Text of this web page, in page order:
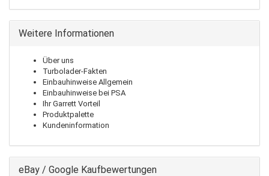
Weitere Informationen
Über uns
Turbolader-Fakten
Einbauhinweise Allgemein
Einbauhinweise bei PSA
Ihr Garrett Vorteil
Produktpalette
Kundeninformation
eBay / Google Kaufbewertungen